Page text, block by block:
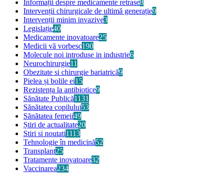
Informații despre medicamente retrase8
Intervenții chirurgicale de ultimă generație9
Intervenții minim invazive3
Legislație40
Medicamente inovatoare25
Medicii vă vorbesc190
Molecule noi introduse in industrie6
Neurochirurgie11
Obezitate si chirurgie bariatrică9
Pielea și bolile ei15
Rezistența la antibiotice9
Sănătate Publică1131
Sănătatea copilului53
Sănătatea femeii49
Știri de actualitate20
Stiri si noutati1113
Tehnologie în medicină52
Transplant25
Tratamente inovatoare32
Vaccinarea234